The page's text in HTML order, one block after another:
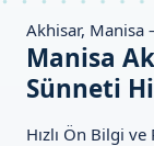
Akhisar, Manisa
Manisa
Sünneti
Hızlı Ön Bilgi